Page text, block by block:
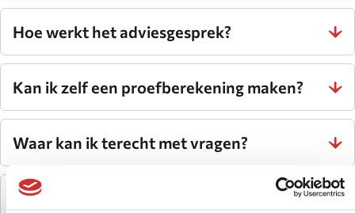
Hoe werkt het adviesgesprek?
Kan ik zelf een proefberekening maken?
Waar kan ik terecht met vragen?
Waar kan ik als bewindvoerder MMB